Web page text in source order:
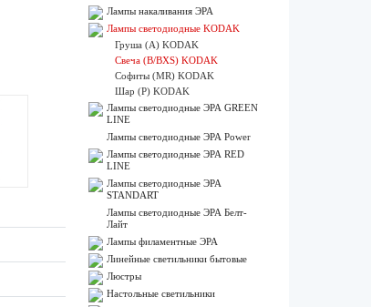
Лампы накаливания ЭРА
Лампы светодиодные KODAK
Груша (A) KODAK
Свеча (B/BXS) KODAK
Софиты (MR) KODAK
Шар (P) KODAK
Лампы светодиодные ЭРА GREEN
LINE
Лампы светодиодные ЭРА Power
Лампы светодиодные ЭРА RED
LINE
Лампы светодиодные ЭРА
STANDART
Лампы светодиодные ЭРА Белт-
Лайт
Лампы филаментные ЭРА
Линейные светильники бытовые
Люстры
Настольные светильники